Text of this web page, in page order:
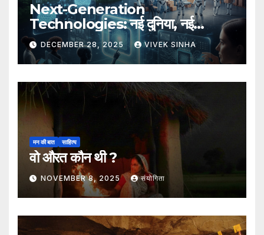
Next-Generation
Technologies: नई दुनिया, नई
संभावनाएँ, नया भविष्य
DECEMBER 28, 2025 VIVEK SINHA
मन की बात साहित्य
वो औरत कौन थी ?
NOVEMBER 8, 2025 संयोगिता